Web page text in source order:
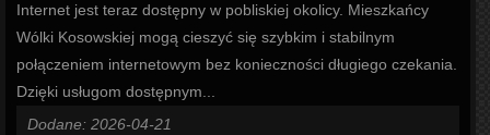
Internet jest teraz dostępny w pobliskiej okolicy. Mieszkańcy
Wólki Kosowskiej mogą cieszyć się szybkim i stabilnym
połączeniem internetowym bez konieczności długiego czekania.
Dzięki usługom dostępnym...
Dodane: 2026-04-21